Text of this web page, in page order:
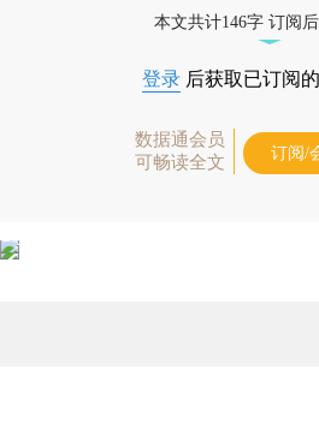
本文共计146字 订阅
登录 后获取已订阅
数据通会员
可畅读全文
订阅/